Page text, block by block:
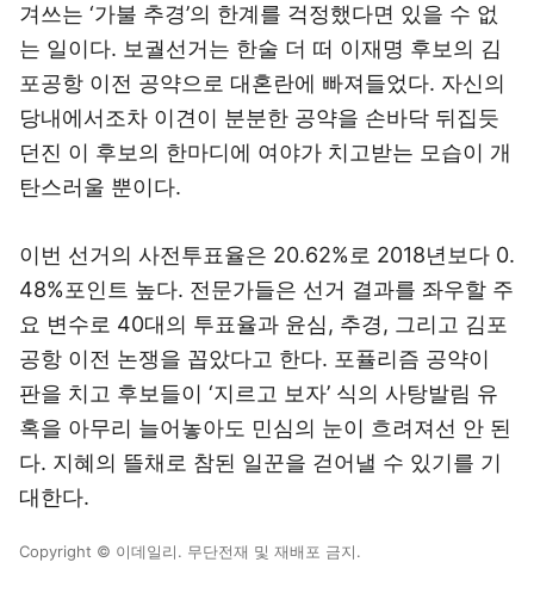
겨쓰는 ‘가불 추경’의 한계를 걱정했다면 있을 수 없
는 일이다. 보궐선거는 한술 더 떠 이재명 후보의 김
포공항 이전 공약으로 대혼란에 빠져들었다. 자신의
당내에서조차 이견이 분분한 공약을 손바닥 뒤집듯
던진 이 후보의 한마디에 여야가 치고받는 모습이 개
탄스러울 뿐이다.
이번 선거의 사전투표율은 20.62%로 2018년보다 0.
48%포인트 높다. 전문가들은 선거 결과를 좌우할 주
요 변수로 40대의 투표율과 윤심, 추경, 그리고 김포
공항 이전 논쟁을 꼽았다고 한다. 포퓰리즘 공약이
판을 치고 후보들이 ‘지르고 보자’ 식의 사탕발림 유
혹을 아무리 늘어놓아도 민심의 눈이 흐려져선 안 된
다. 지혜의 뜰채로 참된 일꾼을 걷어낼 수 있기를 기
대한다.
Copyright © 이데일리. 무단전재 및 재배포 금지.